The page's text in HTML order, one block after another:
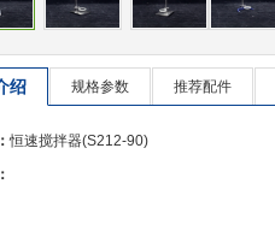
绍 规格参数 推荐配件
恒速搅拌器(S212-90)